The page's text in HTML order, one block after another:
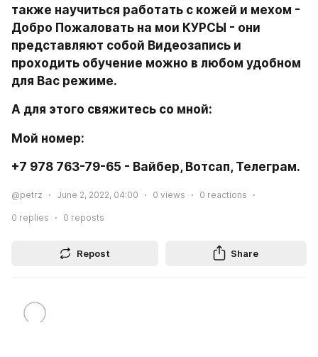
также научиться работать с кожей и мехом -
Добро Пожаловать на мои КУРСЫ - они
представляют собой Видеозапись и
проходить обучение можно в любом удобном
для Вас режиме.
А для этого свяжитесь со мной:
Мой номер:
+7 978 763-79-65 - Вайбер, Вотсап, Телеграм.
@petrz June 2, 2022, 04:00 0 views 0 reactions
0 replies 0 reposts
Repost Share